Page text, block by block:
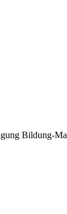
Bildung-